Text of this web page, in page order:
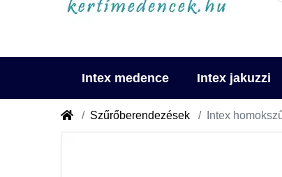
Intex medence Intex jakuzzi
Szűrőberendezések Intex